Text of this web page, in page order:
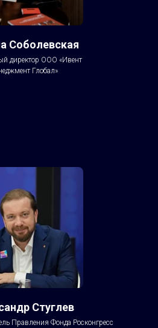
Соболевская
директор ООО «Ивент
Глобал»
Стуглев
Правления Фонда Росконгресс